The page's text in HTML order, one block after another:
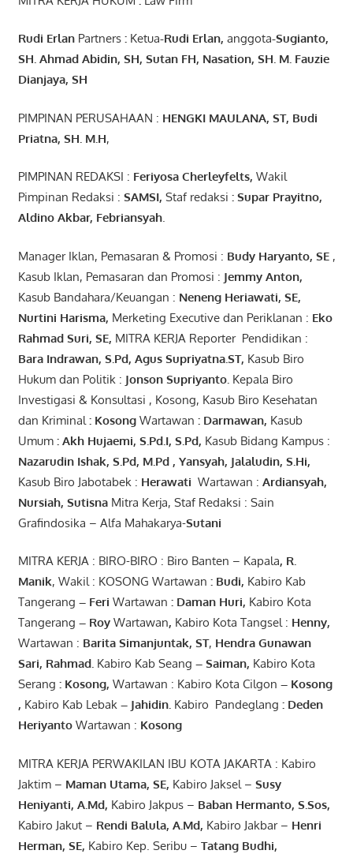
Rudi ErlanPartners : Ketua-Rudi Erlan, anggota-Sugianto,
SH. Ahmad Abidin, SH, SutanFH, Nasation, SH. M. Fauzie
Dianjaya, SH
PIMPINAN PERUSAHAAN : HENGKI MAULANA, ST, Budi
Priatna, SH . M.H,
PIMPINAN REDAKSI : Feriyosa Cherleyfelts, Wakil
Pimpinan Redaksi : SAMSI, Staf redaksi : Supar Prayitno,
Aldino Akbar, Febriansyah.
Manager Iklan, Pemasaran & Promosi : Budy Haryanto, SE,
Kasub Iklan, Pemasaran dan Promosi : Jemmy Anton,
Kasub Bandahara/Keuangan : Neneng Heriawati, SE,
Nurtini Harisma, Merketing Executive dan Periklanan : Eko
Rahmad Suri, SE, MITRA KERJA Reporter Pendidikan :
Bara Indrawan, S.Pd, Agus Supriyatna.ST, Kasub Biro
Hukum dan Politik : Jonson Supriyanto. Kepala Biro
Investigasi & Konsultasi , Kosong, Kasub Biro Kesehatan
dan Kriminal : KosongWartawan : Darmawan, Kasub
Umum : Akh Hujaemi, S.Pd.I, S.Pd, Kasub Bidang Kampus :
Nazarudin Ishak, S.Pd, M.Pd, Yansyah, Jalaludin, S.Hi,
Kasub Biro Jabotabek : Herawati Wartawan : Ardiansyah,
Nursiah, SutisnaMitra Kerja, Staf Redaksi : Sain
Grafindosika – Alfa Mahakarya-Sutani
MITRA KERJA : BIRO-BIRO : Biro Banten – Kapala, R.
Manik, Wakil : KOSONG Wartawan : Budi, Kabiro Kab
Tangerang – Feri Wartawan : Daman Huri, Kabiro Kota
Tangerang – RoyWartawan, Kabiro Kota Tangsel : Henny,
Wartawan : Barita Simanjuntak, ST, Hendra Gunawan
Sari, Rahmad. Kabiro Kab Seang – Saiman, Kabiro Kota
Serang : Kosong, Wartawan : Kabiro Kota Cilgon – Kosong
, Kabiro Kab Lebak– Jahidin. Kabiro Pandeglang : Deden
Heriyanto Wartawan : Kosong
MITRA KERJA PERWAKILAN IBU KOTA JAKARTA : Kabiro
Jaktim – Maman Utama, SE, Kabiro Jaksel – Susy
Heniyanti, A.Md, Kabiro Jakpus – Baban Hermanto, S.Sos,
Kabiro Jakut – Rendi Balula, A.Md, Kabiro Jakbar – Henri
Herman, SE, Kabiro Kep. Seribu – Tatang Budhi,